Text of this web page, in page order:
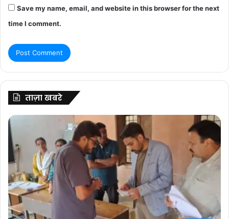
Save my name, email, and website in this browser for the next
time I comment.
ताज़ा खबरे